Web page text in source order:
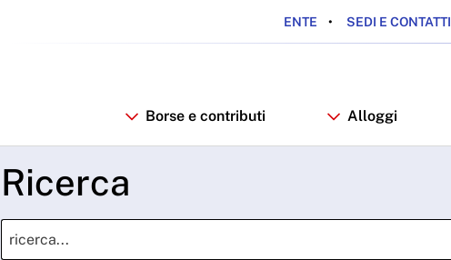
ENTE SEDI E CONTATTI
Borse e contributi Alloggi
Ricerca